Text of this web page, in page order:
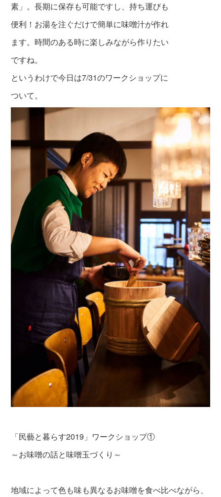
素」。長期に保存も可能ですし、持ち運びも
便利！お湯を注ぐだけで簡単に味噌汁が作れ
ます。時間のある時に楽しみながら作りたい
ですね。
というわけで今日は7/31のワークショップに
ついて。
「民藝と暮らす2019」ワークショップ①
～お味噌の話と味噌玉づくり～
地域によって色も味も異なるお味噌を食べ比べながら、